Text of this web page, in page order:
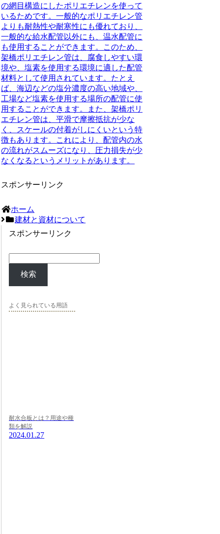
の網目構造にしたポリエチレンを使って
いるためです。一般的なポリエチレン管
よりも耐熱性や耐寒性にも優れており、
一般的な給水配管以外にも、温水配管に
も使用することができます。
このため、
架橋ポリエチレン管は、腐食しやすい環
境や、塩素を使用する環境に適した配管
材料として使用されています。 たとえ
ば、海辺などの塩分濃度の高い地域や、
工場など塩素を使用する場所の配管に使
用することができます。また、架橋ポリ
エチレン管は、平滑で摩擦抵抗が少な
く、スケールの付着がしにくいという特
徴もあります。これにより、配管内の水
の流れがスムーズになり、圧力損失が少
なくなるというメリットがあります。
スポンサーリンク
ホーム
建材と資材について
スポンサーリンク
検索
よく見られている用語
耐水合板とは？用途や種
類を解説
2024.01.27